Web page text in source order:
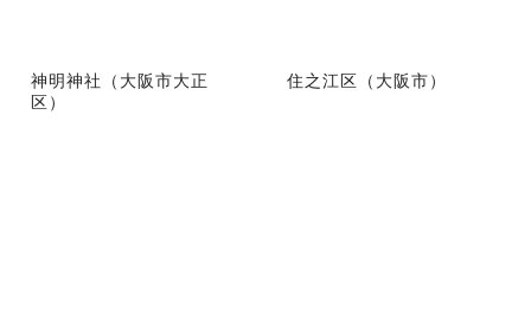
神明神社（大阪市大正
区）
住之江区（大阪市）